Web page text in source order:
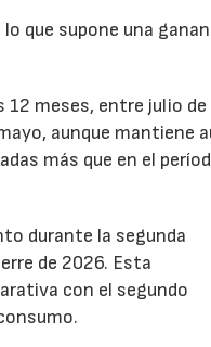
que supone una
12 meses, entre julio de
aunque mantiene
más que en el
durante la segunda
de 2026. Esta
con el segundo